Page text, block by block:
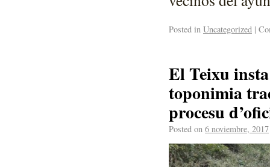
Posted in Uncategorized |
El Teixu
toponimia
procesu
Posted on 6 noviembre, 2017